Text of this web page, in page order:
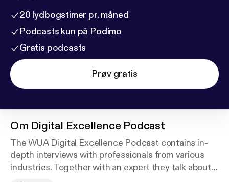
20 lydbogstimer pr. måned
Podcasts kun på Podimo
Gratis podcasts
Prøv gratis
Om Digital Excellence Podcast
The WUA Digital Excellence Podcast contains in-
depth interviews with professionals from various
industries. Together with an expert they talk about